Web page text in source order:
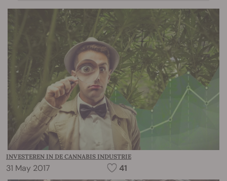
INVESTEREN IN DE CANNABIS INDUSTRIE
31 May 2017 41